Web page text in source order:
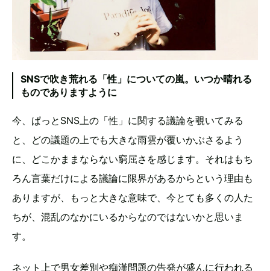
SNSで吹き荒れる「性」についての嵐。いつか晴れる
ものでありますように
今、ぱっとSNS上の「性」に関する議論を覗いてみる
と、どの議題の上でも大きな雨雲が覆いかぶさるよう
に、どこかままならない窮屈さを感じます。それはもち
ろん言葉だけによる議論に限界があるからという理由も
ありますが、もっと大きな意味で、今とても多くの人た
ちが、混乱のなかにいるからなのではないかと思いま
す。
ネット上で男女差別や痴漢問題の告発が盛んに行われる